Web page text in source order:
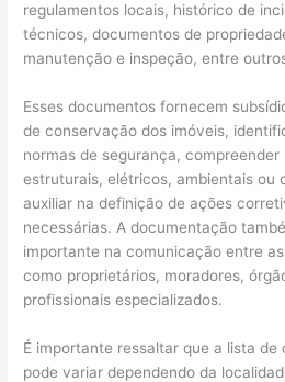
regulamentos locais, histórico de
técnicos, documentos de
manutenção e inspeção, entre
Esses documentos fornecem
de conservação dos imóveis,
normas de segurança, compreender
estruturais, elétricos, ambientais ou
auxiliar na definição de ações
necessárias. A documentação
importante na comunicação entre
como proprietários, moradores,
profissionais especializados.
É importante ressaltar que a lista
pode variar dependendo da